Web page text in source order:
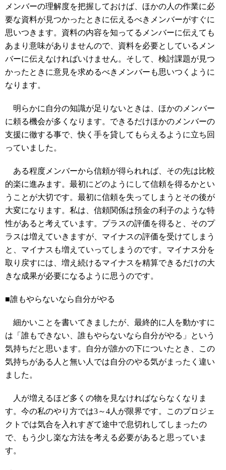
メンバーの理解度を把握しておけば、ほかの人の作業に必
要な資料が見つかったときに伝えるべきメンバーがすぐに
思いつきます。資料の内容を知ってるメンバーに伝えても
あまり意味がありませんので、資料を必要としているメン
バーに伝えなければいけません。そして、検討課題が見つ
かったときに意見を求めるべきメンバーも思いつくように
なります。
明らかに自分の知識が足りないときは、ほかのメンバー
に頼る機会が多くなります。できるだけほかのメンバーの
支援に徹する事で、快く手を貸してもらえるように立ち回
っていました。
ある程度メンバーから信頼が得られれば、その先は比較
的楽に進みます。最初にどのようにして信頼を得るかとい
うことが大切です。最初に信頼を失ってしまうとその後が
大変になります。私は、信頼関係は預金の利子のような特
性があると考えています。プラスの評価を得ると、そのプ
ラスは増えていきますが、マイナスの評価を受けてしまう
と、マイナスも増えていってしまうのです。マイナス分を
取り戻すには、増え続けるマイナスを精算できるだけの大
きな成果が必要になるように思うのです。
■誰もやらないなら自分がやる
細かいことを書いてきましたが、最終的に人を動かすに
は「誰もできない、誰もやらないなら自分がやる」という
気持ちだと思います。自分が誰かの下についたとき、この
気持ちがある人と無い人では自分のやる気がまったく違い
ました。
人が増えるほど多くの物を見なければならなくなりま
す。今の私のやり方では3～4人が限界です。このプロジェ
クトでは気合を入れすぎて途中で息切れしてしまったの
で、もう少し楽な方法を考える必要があると思っていま
す。